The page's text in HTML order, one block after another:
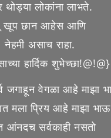
थोड्या लोकांना लाभते.
खूप छान आहेस आणि
नेहमी असाच राहा.
हार्दिक शुभेच्छा!@!@}
जगाहून वेगळा आहे माझा
मला प्रिय आहे माझा भाऊ
आंनदच सर्वकाही नसतो